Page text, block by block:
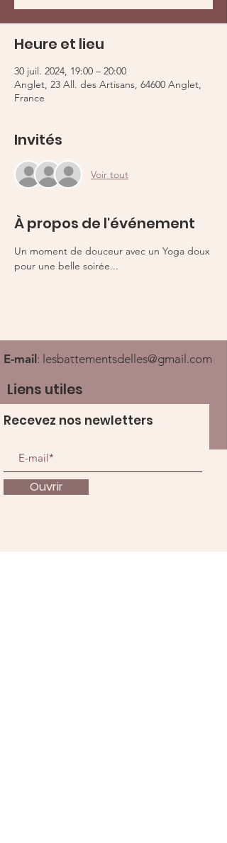
Heure et lieu
30 juil. 2024, 19:00 – 20:00
Anglet, 23 All. des Artisans, 64600 Anglet,
France
Invités
Voir tout
À propos de l'événement
Un moment de douceur avec un Yoga doux
pour une belle soirée...
E-mail : lesbattementsdelles@gmail.com
Liens utiles
Recevez nos newletters
Ouvrir